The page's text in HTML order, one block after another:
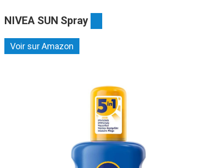
NIVEA SUN Spray
Voir sur Amazon